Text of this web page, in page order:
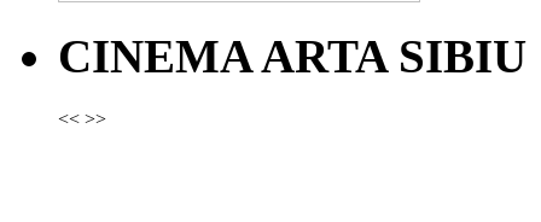
CINEMA ARTA SIBIU
<< >>